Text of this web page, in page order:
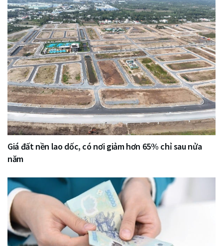
Giá đất nền lao dốc, có nơi giảm hơn 65% chỉ sau nửa
năm